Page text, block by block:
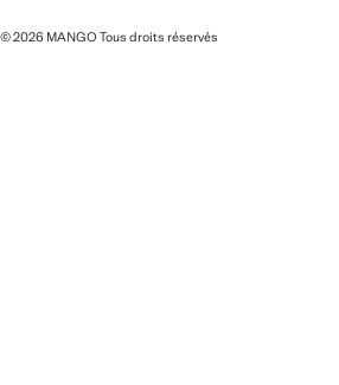
© 2026 MANGO Tous droits réservés